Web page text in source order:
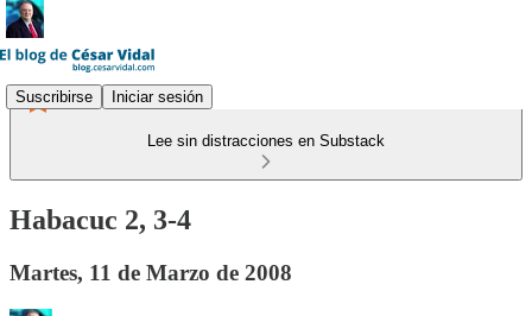
Suscribirse Iniciar sesión
Lee sin distracciones en Substack
Habacuc 2, 3-4
Martes, 11 de Marzo de 2008